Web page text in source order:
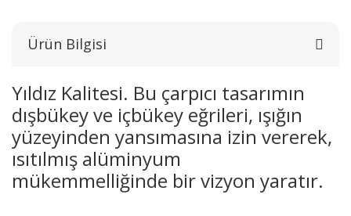
Ürün Bilgisi
Yıldız Kalitesi. Bu çarpıcı tasarımın
dışbükey ve içbükey eğrileri, ışığın
yüzeyinden yansımasına izin vererek,
ısıtılmış alüminyum
mükemmelliğinde bir vizyon yaratır.